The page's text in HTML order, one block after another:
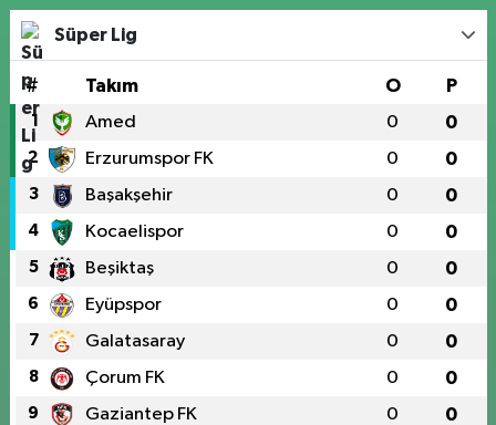
Süper Lig
# Takım O P
1 Amed 0 0
2 Erzurumspor FK 0 0
3 Başakşehir 0 0
4 Kocaelispor 0 0
5 Beşiktaş 0 0
6 Eyüpspor 0 0
7 Galatasaray 0 0
8 Çorum FK 0 0
9 Gaziantep FK 0 0